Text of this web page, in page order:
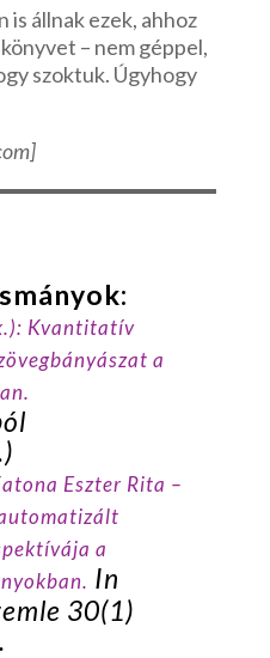
is állnak ezek, ahhoz
– nem géppel,
szoktuk. Úgyhogy
Kvantitatív
a
Eszter Rita –
a
In
30(1)